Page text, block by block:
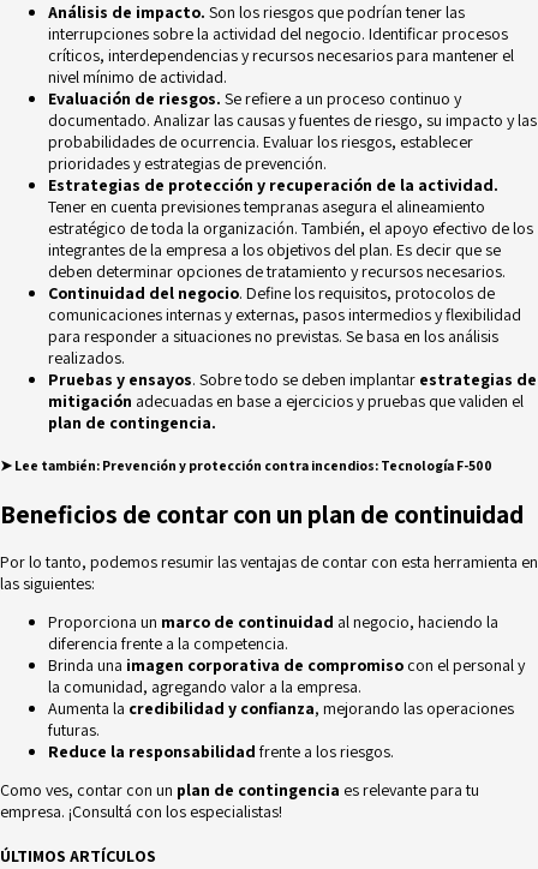
Análisis de impacto. Son los riesgos que podrían tener las
interrupciones sobre la actividad del negocio. Identificar procesos
críticos, interdependencias y recursos necesarios para mantener el
nivel mínimo de actividad.
Evaluación de riesgos. Se refiere a un proceso continuo y
documentado. Analizar las causas y fuentes de riesgo, su impacto y las
probabilidades de ocurrencia. Evaluar los riesgos, establecer
prioridades y estrategias de prevención.
Estrategias de protección y recuperación de la actividad.
Tener en cuenta previsiones tempranas asegura el alineamiento
estratégico de toda la organización. También, el apoyo efectivo de los
integrantes de la empresa a los objetivos del plan. Es decir que se
deben determinar opciones de tratamiento y recursos necesarios.
Continuidad del negocio. Define los requisitos, protocolos de
comunicaciones internas y externas, pasos intermedios y flexibilidad
para responder a situaciones no previstas. Se basa en los análisis
realizados.
Pruebas y ensayos. Sobre todo se deben implantar estrategias de
mitigación adecuadas en base a ejercicios y pruebas que validen el
plan de contingencia.
➤ Lee también: Prevención y protección contra incendios: Tecnología F-500
Beneficios de contar con un plan de continuidad
Por lo tanto, podemos resumir las ventajas de contar con esta herramienta en
las siguientes:
Proporciona un marco de continuidad al negocio, haciendo la
diferencia frente a la competencia.
Brinda una imagen corporativa de compromiso con el personal y
la comunidad, agregando valor a la empresa.
Aumenta la credibilidad y confianza, mejorando las operaciones
futuras.
Reduce la responsabilidad frente a los riesgos.
Como ves, contar con un plan de contingencia es relevante para tu
empresa. ¡Consultá con los especialistas!
ÚLTIMOS ARTÍCULOS